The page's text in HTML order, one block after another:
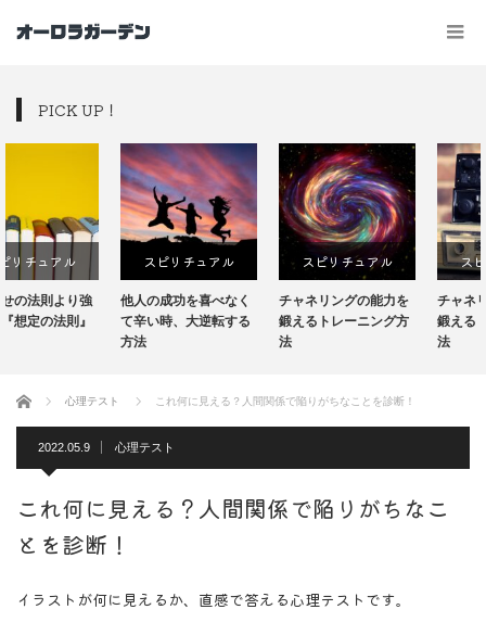
PICK UP！
強
』
スピリチュアル
他人の成功を喜べなく
て辛い時、大逆転する
スピリチュアル
チャネリングの能力を
鍛えるトレーニング方
スピリチュアル
チャネリングの能力
鍛えるトレーニング
ホーム 心理テスト これ何に見える？人間関係で陥りがちなことを診断！
2022.05.9 心理テスト
これ何に見える？人間関係で陥りがちなこ
とを診断！
イラストが何に見えるか、直感で答える心理テストです。